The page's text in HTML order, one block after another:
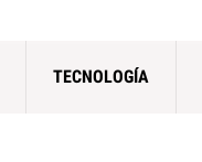
TECNOLOGÍA